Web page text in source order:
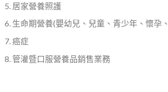
居家營養照護
生命期營養(嬰幼兒、兒童、青少年、懷孕
癌症
管灌暨口服營養品銷售業務